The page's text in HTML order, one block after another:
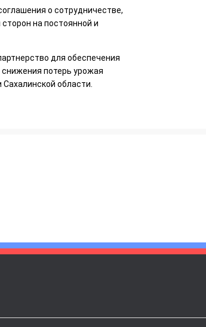
о сотрудничестве,
на постоянной и
для обеспечения
потерь урожая
области.